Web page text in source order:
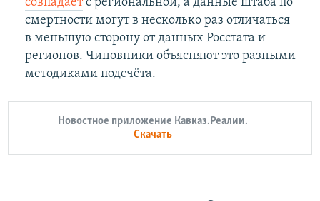
совпадаетс региональной, а данные штаба по
смертности могут в несколько раз отличаться
в меньшую сторону от данных Росстата и
регионов. Чиновники объясняют это разными
методиками подсчёта.
Новостное приложение Кавказ.Реалии.
Скачать